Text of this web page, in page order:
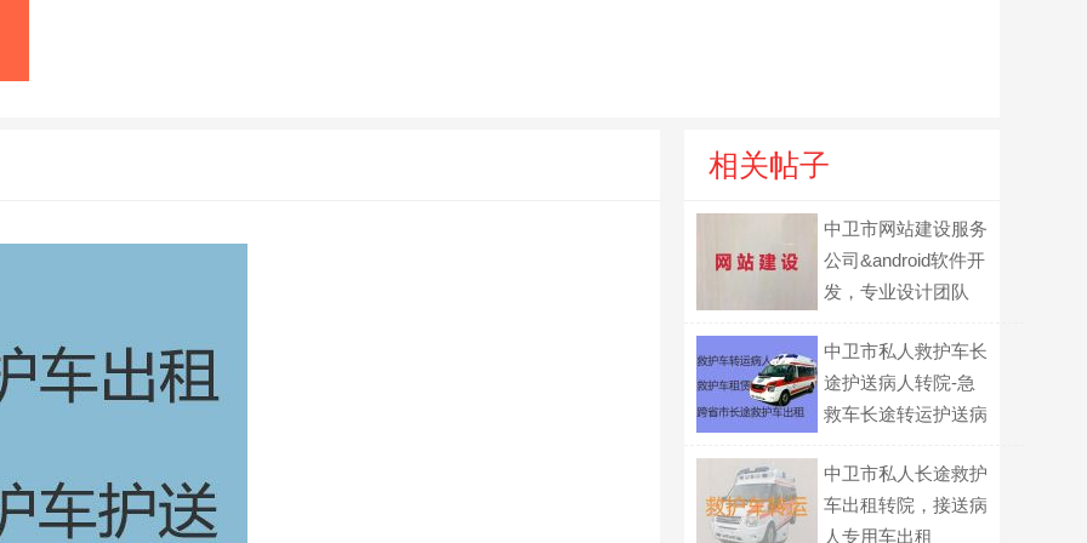
相关帖子
中卫市网站建设服务
公司&android软件开
发，专业设计团队
中卫市私人救护车长
途护送病人转院-急
救车长途转运护送病
中卫市私人长途救护
车出租转院，接送病
人专用车出租